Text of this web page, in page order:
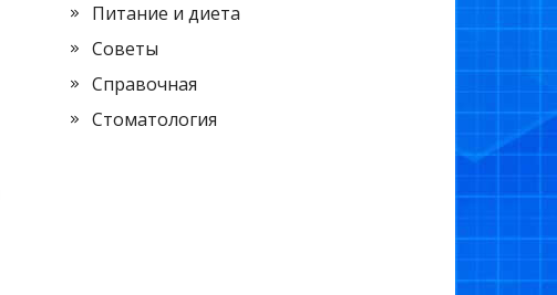
Питание и диета
Советы
Справочная
Стоматология